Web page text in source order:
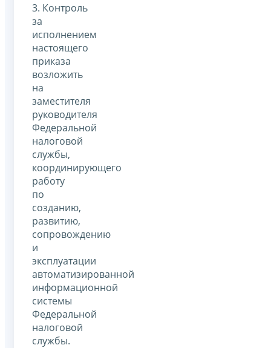
3. Контроль
за
исполнением
настоящего
приказа
возложить
на
заместителя
руководителя
Федеральной
налоговой
службы,
координирующего
работу
по
созданию,
развитию,
сопровождению
и
эксплуатации
автоматизированной
информационной
системы
Федеральной
налоговой
службы.